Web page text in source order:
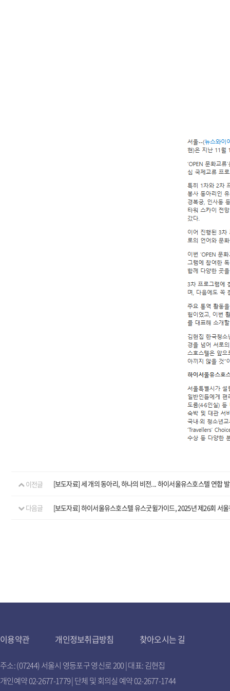
이전글 [보도자료] 세 개의 동아리, 하나의 비전... 하이서울유스호스텔 연합
다음글 [보도자료] 하이서울유스호스텔 유스굿윌가이드, 2025년 제26회 서
이용약관 개인정보취급방침 찾아오시는 길
주소: (07244) 서울시 영등포구 영신로 200 | 대표: 김현집
개인예약 02-2677-1779 | 단체 및 회의실 예약 02-2677-1744